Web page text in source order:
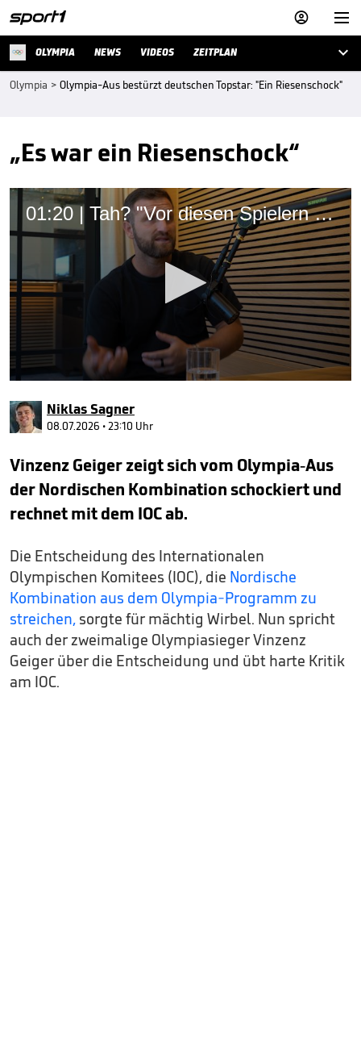


OLYMPIA NEWS VIDEOS ZEITPLAN 
Olympia > Olympia-Aus bestürzt deutschen Topstar: "Ein Riesenschock"
„Es war ein Riesenschock“
01:20 | Tah? "Vor diesen Spielern habe ich den höchsten Respekt"
seconds
of
1
minute,
seconds
Niklas Sagner
08.07.2026 • 23:10 Uhr
Vinzenz Geiger zeigt sich vom Olympia-Aus
der Nordischen Kombination schockiert und
rechnet mit dem IOC ab.
Die Entscheidung des Internationalen
Olympischen Komitees (IOC), die Nordische
Kombination aus dem Olympia-Programm zu
streichen, sorgte für mächtig Wirbel. Nun spricht
auch der zweimalige Olympiasieger Vinzenz
Geiger über die Entscheidung und übt harte Kritik
am IOC.